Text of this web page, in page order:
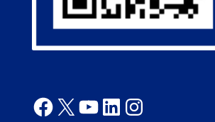
Facebook
X YouTube
LinkedIn
Instagram